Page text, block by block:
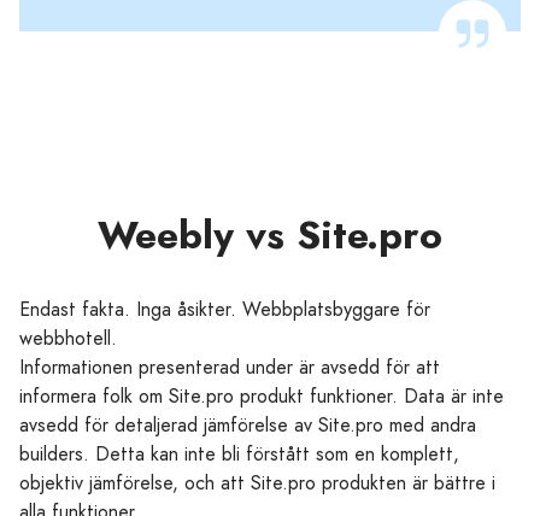
Weebly vs Site.pro
Endast fakta. Inga åsikter. Webbplatsbyggare för
webbhotell.
Informationen presenterad under är avsedd för att
informera folk om Site.pro produkt funktioner. Data är inte
avsedd för detaljerad jämförelse av Site.pro med andra
builders. Detta kan inte bli förstått som en komplett,
objektiv jämförelse, och att Site.pro produkten är bättre i